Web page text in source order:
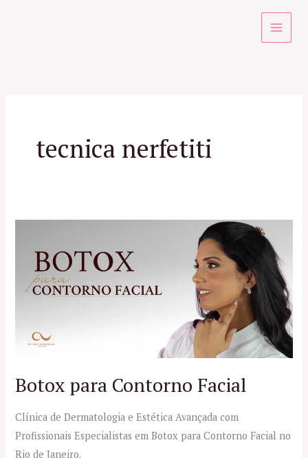
tecnica nerfetiti
Botox para Contorno Facial
Clínica de Dermatologia e Estética Avançada com
Profissionais Especialistas em Botox para Contorno Facial no
Rio de Janeiro.
Contorno
Facial